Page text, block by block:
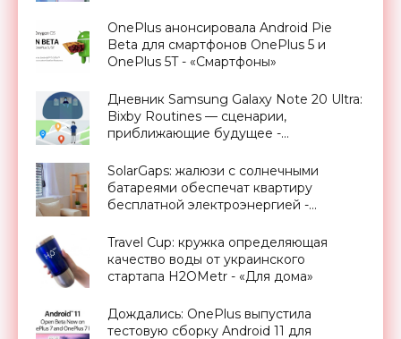
OnePlus анонсировала Android Pie
Beta для смартфонов OnePlus 5 и
OnePlus 5T - «Смартфоны»
Дневник Samsung Galaxy Note 20 Ultra:
Bixby Routines — сценарии,
приближающие будущее -
SolarGaps: жалюзи с солнечными
батареями обеспечат квартиру
бесплатной электроэнергией -
Travel Cup: кружка определяющая
качество воды от украинского
стартапа H2OMetr - «Для дома»
Дождались: OnePlus выпустила
тестовую сборку Android 11 для